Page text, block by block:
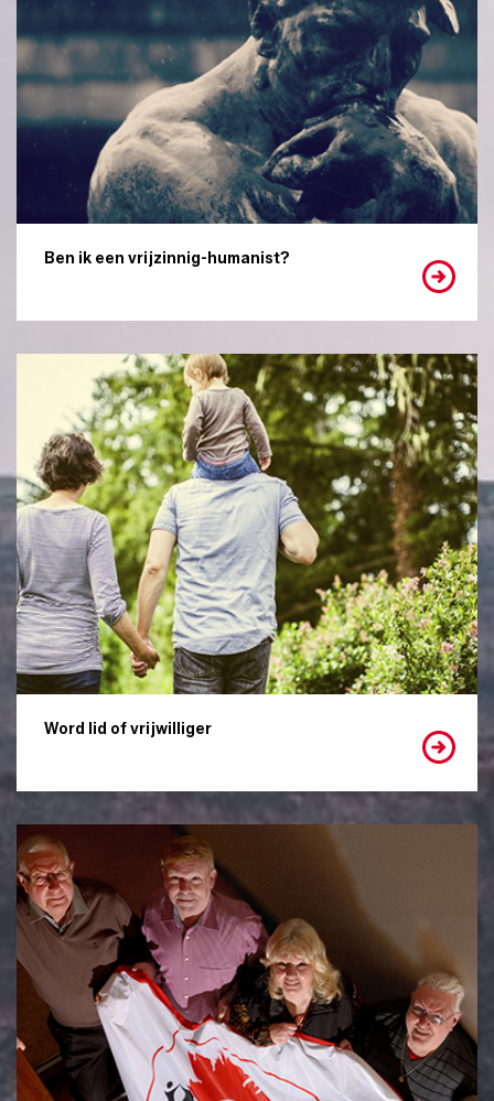
Ben ik een vrijzinnig-humanist?
Word lid of vrijwilliger